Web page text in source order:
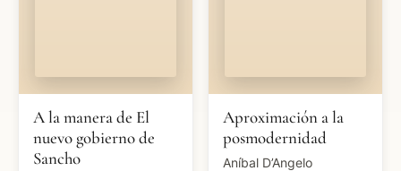
A la manera de El
nuevo gobierno de
Sancho
Aproximación a la
posmodernidad
Aníbal D’Angelo